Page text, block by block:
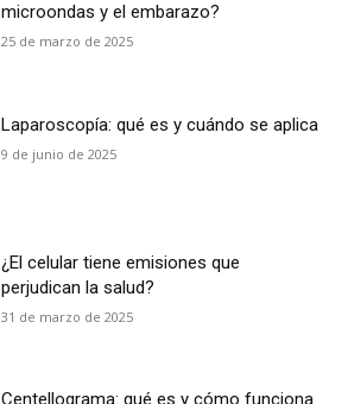
microondas y el embarazo?
25 de marzo de 2025
Laparoscopía: qué es y cuándo se aplica
9 de junio de 2025
¿El celular tiene emisiones que
perjudican la salud?
31 de marzo de 2025
Centellograma: qué es y cómo funciona